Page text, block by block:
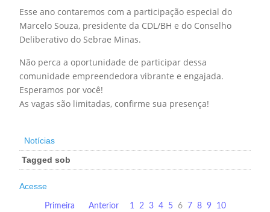
Esse ano contaremos com a participação especial do
Marcelo Souza, presidente da CDL/BH e do Conselho
Deliberativo do Sebrae Minas.
Não perca a oportunidade de participar dessa
comunidade empreendedora vibrante e engajada.
Esperamos por você!
As vagas são limitadas, confirme sua presença!
Notícias
Tagged sob
Acesse
Primeira Anterior 1 2 3 4 5 6 7 8 9
10